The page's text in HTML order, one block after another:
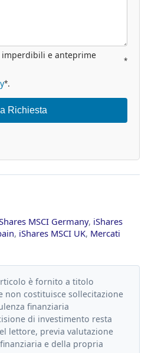
e anteprime
*
*.
Richiesta
MSCI Germany, iShares
, iShares MSCI UK, Mercati
è fornito a titolo
non costituisce sollecitazione
finanziaria
di investimento resta
lettore, previa valutazione
e della propria